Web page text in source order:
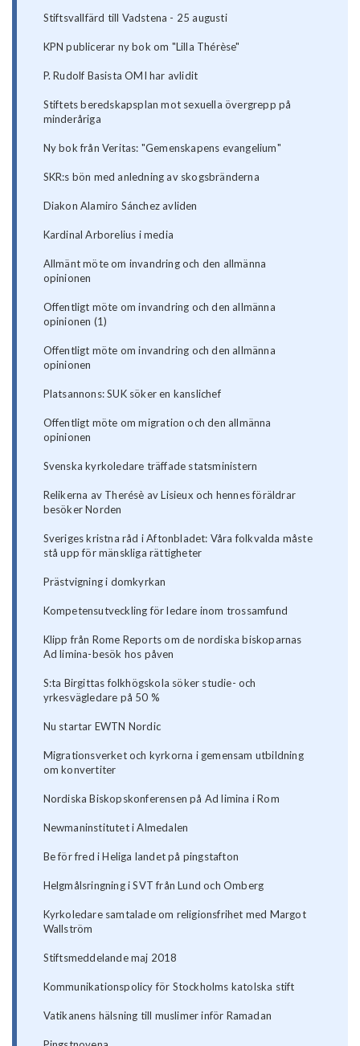
Stiftsvallfärd till Vadstena - 25 augusti
KPN publicerar ny bok om "Lilla Thérèse"
P. Rudolf Basista OMI har avlidit
Stiftets beredskapsplan mot sexuella övergrepp på
minderåriga
Ny bok från Veritas: "Gemenskapens evangelium"
SKR:s bön med anledning av skogsbränderna
Diakon Alamiro Sánchez avliden
Kardinal Arborelius i media
Allmänt möte om invandring och den allmänna
opinionen
Offentligt möte om invandring och den allmänna
opinionen (1)
Offentligt möte om invandring och den allmänna
opinionen
Platsannons: SUK söker en kanslichef
Offentligt möte om migration och den allmänna
opinionen
Svenska kyrkoledare träffade statsministern
Relikerna av Therésè av Lisieux och hennes föräldrar
besöker Norden
Sveriges kristna råd i Aftonbladet: Våra folkvalda måste
stå upp för mänskliga rättigheter
Prästvigning i domkyrkan
Kompetensutveckling för ledare inom trossamfund
Klipp från Rome Reports om de nordiska biskoparnas
Ad limina-besök hos påven
S:ta Birgittas folkhögskola söker studie- och
yrkesvägledare på 50 %
Nu startar EWTN Nordic
Migrationsverket och kyrkorna i gemensam utbildning
om konvertiter
Nordiska Biskopskonferensen på Ad limina i Rom
Newmaninstitutet i Almedalen
Be för fred i Heliga landet på pingstafton
Helgmålsringning i SVT från Lund och Omberg
Kyrkoledare samtalade om religionsfrihet med Margot
Wallström
Stiftsmeddelande maj 2018
Kommunikationspolicy för Stockholms katolska stift
Vatikanens hälsning till muslimer inför Ramadan